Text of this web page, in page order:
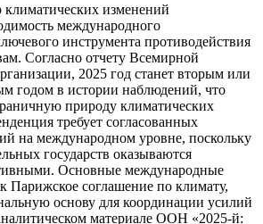
климатических изменений
международного
инструмента противодействия
Согласно отчету Всемирной
2025 год станет вторым или
годом в истории наблюдений, что
природу климатических
требует согласованных
на международном уровне, поскольку
государств оказываются
Основные международные
Парижское соглашение по климату,
основу для координации усилий
материале ООН «2025-й: